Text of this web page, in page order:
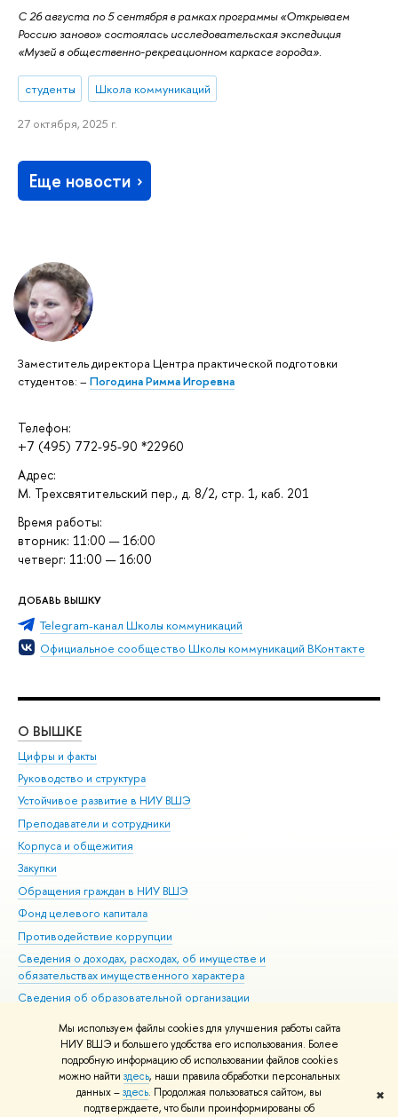
Мы используем файлы cookies для улучшения работы сайта
НИУ ВШЭ и большего удобства его использования. Более
подробную информацию об использовании файлов cookies
можно найти здесь, наши правила обработки персональных
данных –здесь. Продолжая пользоваться сайтом, вы
подтверждаете, что были проинформированы об
✖
Заместитель директора Центра практической подготовки
студентов: – Погодина Римма Игоревна
Телефон:
+7 (495) 772-95-90 *22960
Адрес:
М. Трехсвятительский пер., д. 8/2, стр. 1, каб. 201
Время работы:
вторник: 11:00 — 16:00
четверг: 11:00 — 16:00
ДОБАВЬ ВЫШКУ
Telegram-канал Школы коммуникаций
Официальное сообщество Школы коммуникаций ВКонтакте
С 26 августа по 5 сентября в рамках программы «Открываем
Россию заново» состоялась исследовательская экспедиция
«Музей в общественно-рекреационном каркасе города».
студенты Школа коммуникаций
27 октября, 2025 г.
Еще новости
О ВЫШКЕ
Цифры и факты
Руководство и структура
Устойчивое развитие в НИУ ВШЭ
Преподаватели и сотрудники
Корпуса и общежития
Закупки
Обращения граждан в НИУ ВШЭ
Фонд целевого капитала
Противодействие коррупции
Сведения о доходах, расходах, об имуществе и
обязательствах имущественного характера
Сведения об образовательной организации
Людям с ограниченными возможностями здоровья
Единая платежная страница
Работа в Вышке